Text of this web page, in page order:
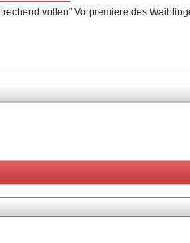
vollen" Vorpremiere des